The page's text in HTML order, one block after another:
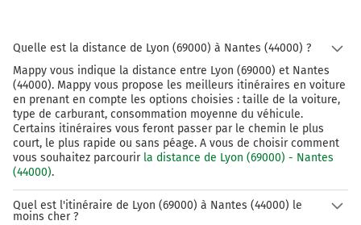
Au rond-point, prendre la 2ème sortie sur la voie
et continuer sur 1,7 kilomètre
Au rond-point, prendre la 1ère sortie sur Cours
des Cinquante Otages et continuer sur 160 mètres
686 km
Au rond-point, prendre la 1ère sortie sur Cours
des Cinquante Otages et continuer sur 30 mètres
686 km
Quelle est la distance de Lyon (69000) à Nantes (44000) ?
Mappy vous indique la distance entre Lyon (69000) et Nantes
(44000). Mappy vous propose les meilleurs itinéraires en voiture
en prenant en compte les options choisies : taille de la voiture,
type de carburant, consommation moyenne du véhicule.
Certains itinéraires vous feront passer par le chemin le plus
court, le plus rapide ou sans péage. A vous de choisir comment
vous souhaitez parcourir la distance de Lyon (69000) - Nantes
(44000).
Quel est l'itinéraire de Lyon (69000) à Nantes (44000) le
moins cher ?